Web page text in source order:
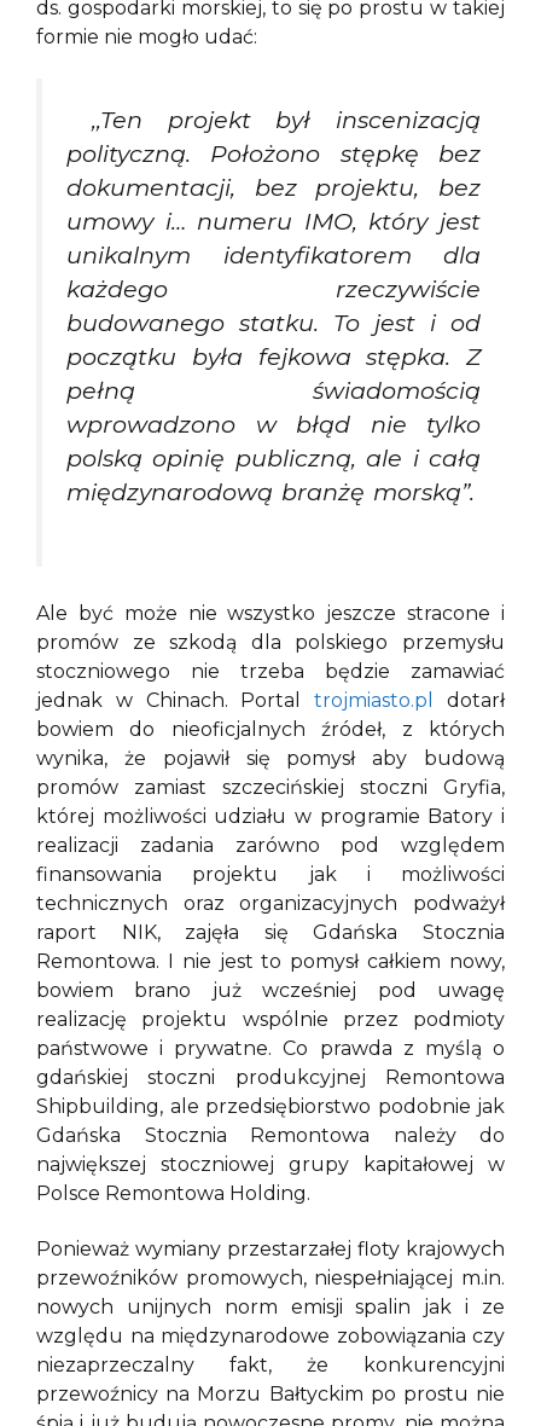
ds. gospodarki morskiej, to się po prostu w takiej
formie nie mogło udać:
,,Ten projekt był inscenizacją
polityczną. Położono stępkę bez
dokumentacji, bez projektu, bez
umowy i… numeru IMO, który jest
unikalnym identyfikatorem dla
każdego rzeczywiście
budowanego statku. To jest i od
początku była fejkowa stępka. Z
pełną świadomością
wprowadzono w błąd nie tylko
polską opinię publiczną, ale i całą
międzynarodową branżę morską”.
Ale być może nie wszystko jeszcze stracone i
promów ze szkodą dla polskiego przemysłu
stoczniowego nie trzeba będzie zamawiać
jednak w Chinach. Portaltrojmiasto.pl
dotarł
bowiem do nieoficjalnych źródeł, z których
wynika, że pojawił się pomysł aby budową
promów zamiast szczecińskiej stoczni Gryfia,
której możliwości udziału w programie Batory i
realizacji zadania zarówno pod względem
finansowania projektu jak i możliwości
technicznych oraz organizacyjnych podważył
raport NIK, zajęła się Gdańska Stocznia
Remontowa. I nie jest to pomysł całkiem nowy,
bowiem brano już wcześniej pod uwagę
realizację projektu wspólnie przez podmioty
państwowe i prywatne. Co prawda z myślą o
gdańskiej stoczni produkcyjnej Remontowa
Shipbuilding, ale przedsiębiorstwo podobnie jak
Gdańska Stocznia Remontowa należy do
największej stoczniowej grupy kapitałowej w
Polsce Remontowa Holding.
Ponieważ wymiany przestarzałej floty krajowych
przewoźników promowych, niespełniającej m.in.
nowych unijnych norm emisji spalin jak i ze
względu na międzynarodowe zobowiązania czy
niezaprzeczalny fakt, że konkurencyjni
przewoźnicy na Morzu Bałtyckim po prostu nie